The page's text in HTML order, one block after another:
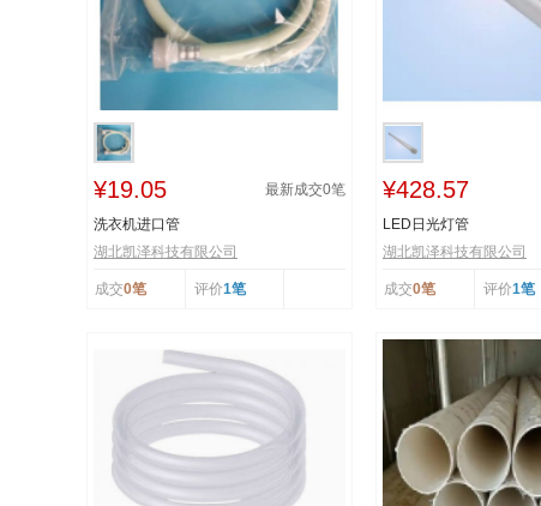
¥19.05 最新成交0笔
洗衣机进口管
湖北凯泽科技有限公司
成交0笔 评价1笔
¥428.57
LED日光灯管
湖北凯泽科技有限公司
成交0笔 评价1笔